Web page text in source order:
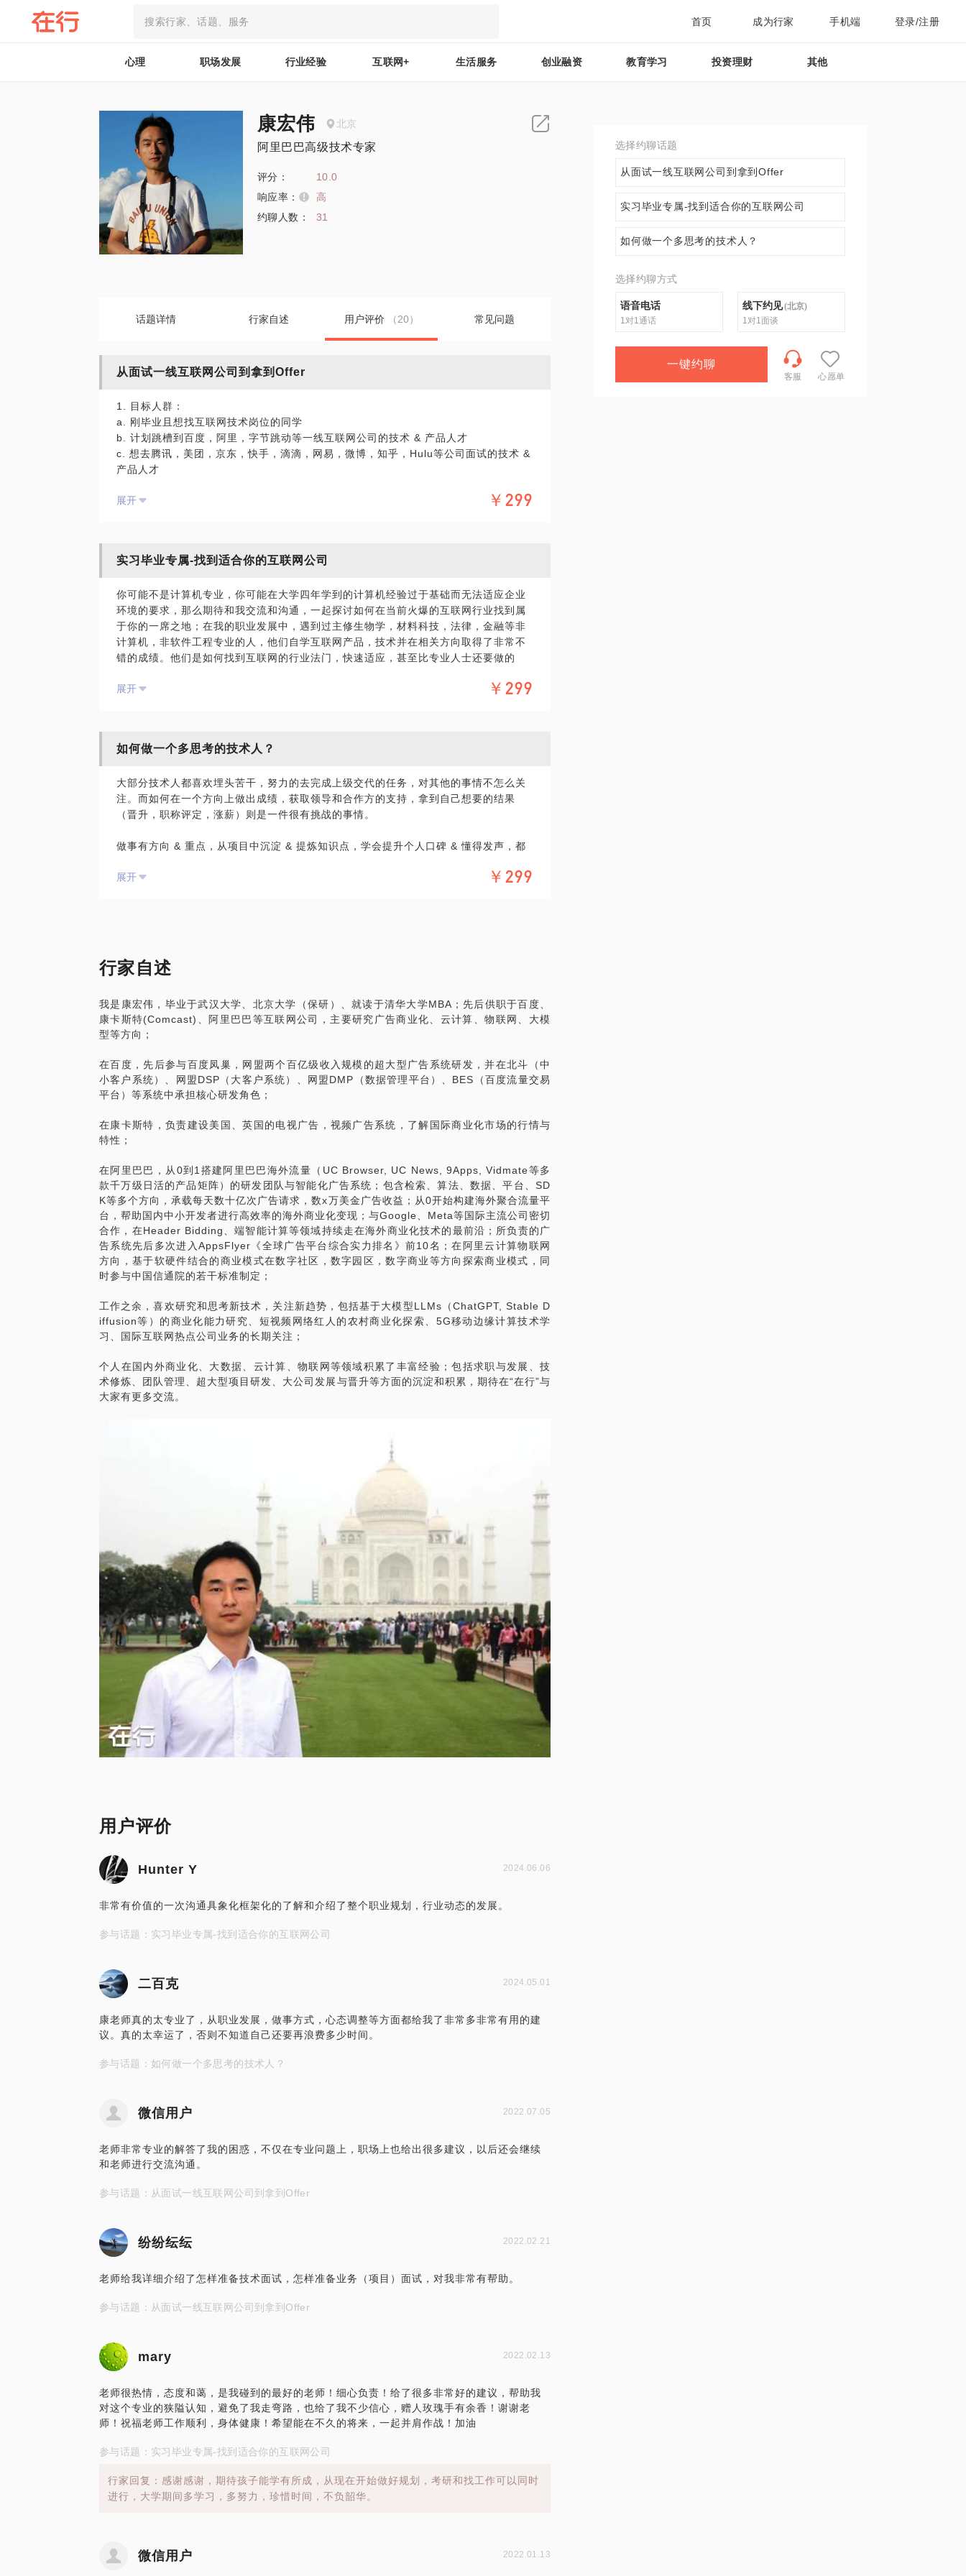
首页 成为行家 手机端 登录/注册
心理 职场发展 行业经验 互联网+ 生活服务 创业融资 教育学习 投资理财 其他
康宏伟 北京
阿里巴巴高级技术专家
评分：
10.0
响应率：
高
约聊人数：
31
话题详情 行家自述 用户评价 （20） 常见问题
从面试一线互联网公司到拿到Offer
1. 目标人群：
a. 刚毕业且想找互联网技术岗位的同学
b. 计划跳槽到百度，阿里，字节跳动等一线互联网公司的技术 & 产品人才
c. 想去腾讯，美团，京东，快手，滴滴，网易，微博，知乎，Hulu等公司面试的技术 &
产品人才
2. 个人经验：
d. 对简历撰写，面试准备，面试技巧等有深厚沉淀，并愿意总结 & 分享；
3. 能帮你什么？
a. 如果你想写出一份简洁，干净，重点突出，有干货的优质简历
b. 如果你面试一家国内一，二线互联网公司，却不知道如何准备
c. 如果你面试同一个职位几次都失败了，却没有进行科学，合理的总结与分析
节提供有价值的建议并拿下一个不错的Offer。
展开 ￥299
实习毕业专属-找到适合你的互联网公司
你可能不是计算机专业，你可能在大学四年学到的计算机经验过于基础而无法适应企业
环境的要求，那么期待和我交流和沟通，一起探讨如何在当前火爆的互联网行业找到属
于你的一席之地；在我的职业发展中，遇到过主修生物学，材料科技，法律，金融等非
计算机，非软件工程专业的人，他们自学互联网产品，技术并在相关方向取得了非常不
错的成绩。他们是如何找到互联网的行业法门，快速适应，甚至比专业人士还要做的
备注：此话题主要针对在实习，或者即将毕业的应届生，约聊时请备注你的学校，专
展开 ￥299
如何做一个多思考的技术人？
大部分技术人都喜欢埋头苦干，努力的去完成上级交代的任务，对其他的事情不怎么关
注。而如何在一个方向上做出成绩，获取领导和合作方的支持，拿到自己想要的结果
（晋升，职称评定，涨薪）则是一件很有挑战的事情。
做事有方向 & 重点，从项目中沉淀 & 提炼知识点，学会提升个人口碑 & 懂得发声，都
展开 ￥299
行家自述
我是康宏伟，毕业于武汉大学、北京大学（保研）、就读于清华大学MBA；先后供职于百度、
康卡斯特(Comcast)、阿里巴巴等互联网公司，主要研究广告商业化、云计算、物联网、大模
型等方向；
在百度，先后参与百度凤巢，网盟两个百亿级收入规模的超大型广告系统研发，并在北斗（中
小客户系统）、网盟DSP（大客户系统）、网盟DMP（数据管理平台）、BES（百度流量交易
平台）等系统中承担核心研发角色；
在康卡斯特，负责建设美国、英国的电视广告，视频广告系统，了解国际商业化市场的行情与
特性；
在阿里巴巴，从0到1搭建阿里巴巴海外流量（UC Browser, UC News, 9Apps, Vidmate等多
款千万级日活的产品矩阵）的研发团队与智能化广告系统；包含检索、算法、数据、平台、SD
K等多个方向，承载每天数十亿次广告请求，数x万美金广告收益；从0开始构建海外聚合流量平
台，帮助国内中小开发者进行高效率的海外商业化变现；与Google、Meta等国际主流公司密切
合作，在Header Bidding、端智能计算等领域持续走在海外商业化技术的最前沿；所负责的广
告系统先后多次进入AppsFlyer《全球广告平台综合实力排名》前10名；在阿里云计算物联网
方向，基于软硬件结合的商业模式在数字社区，数字园区，数字商业等方向探索商业模式，同
时参与中国信通院的若干标准制定；
工作之余，喜欢研究和思考新技术，关注新趋势，包括基于大模型LLMs（ChatGPT, Stable D
iffusion等）的商业化能力研究、短视频网络红人的农村商业化探索、5G移动边缘计算技术学
习、国际互联网热点公司业务的长期关注；
个人在国内外商业化、大数据、云计算、物联网等领域积累了丰富经验；包括求职与发展、技
术修炼、团队管理、超大型项目研发、大公司发展与晋升等方面的沉淀和积累，期待在“在行”与
大家有更多交流。
用户评价
Hunter Y 2024.06.06
非常有价值的一次沟通具象化框架化的了解和介绍了整个职业规划，行业动态的发展。
参与话题：实习毕业专属-找到适合你的互联网公司
二百克 2024.05.01
康老师真的太专业了，从职业发展，做事方式，心态调整等方面都给我了非常多非常有用的建
议。真的太幸运了，否则不知道自己还要再浪费多少时间。
参与话题：如何做一个多思考的技术人？
微信用户 2022.07.05
老师非常专业的解答了我的困惑，不仅在专业问题上，职场上也给出很多建议，以后还会继续
和老师进行交流沟通。
参与话题：从面试一线互联网公司到拿到Offer
纷纷纭纭 2022.02.21
老师给我详细介绍了怎样准备技术面试，怎样准备业务（项目）面试，对我非常有帮助。
参与话题：从面试一线互联网公司到拿到Offer
mary 2022.02.13
老师很热情，态度和蔼，是我碰到的最好的老师！细心负责！给了很多非常好的建议，帮助我
对这个专业的狭隘认知，避免了我走弯路，也给了我不少信心，赠人玫瑰手有余香！谢谢老
师！祝福老师工作顺利，身体健康！希望能在不久的将来，一起并肩作战！加油
参与话题：实习毕业专属-找到适合你的互联网公司
行家回复：感谢感谢，期待孩子能学有所成，从现在开始做好规划，考研和找工作可以同时
进行，大学期间多学习，多努力，珍惜时间，不负韶华。
微信用户 2022.01.13
选择约聊话题
从面试一线互联网公司到拿到Offer
实习毕业专属-找到适合你的互联网公司
如何做一个多思考的技术人？
选择约聊方式
语音电话
1对1通话
线下约见(北京)
1对1面谈
一键约聊
客服 心愿单